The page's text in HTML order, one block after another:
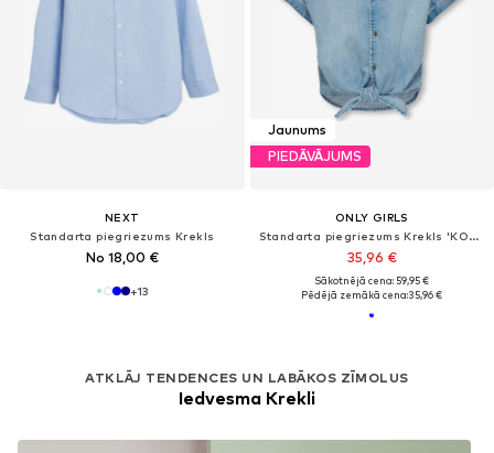
NEXT
Standarta piegriezums Krekls
No 18,00 €
+13
Jaunums
PIEDĀVĀJUMS
ONLY GIRLS
Standarta piegriezums Krekls 'KOGPaula'
35,96 €
Sākotnējā cena: 59,95 €
Pēdējā zemākā cena:35,96 €
ATKLĀJ TENDENCES UN LABĀKOS ZĪMOLUS
Iedvesma Krekli